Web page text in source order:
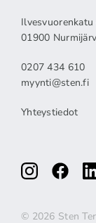
Ilvesvuorenkatu
01900
0207 434 610
myynti@sten.fi
Yhteystiedot
© 2026 Sten